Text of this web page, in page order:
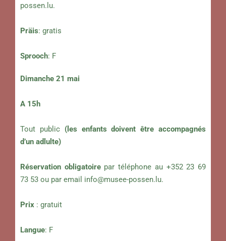
possen.lu.
Präis: gratis
Sprooch: F
Dimanche 21 mai
A 15h
Tout public (les enfants doivent être accompagnés
d’un adlulte)
Réservation obligatoirepar téléphone au +352 23 69
73 53 ou par email info@musee-possen.lu.
Prix : gratuit
Langue: F